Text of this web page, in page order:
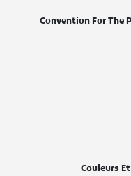
Convention For The
Couleurs